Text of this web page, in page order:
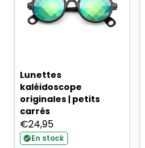
Lunettes
kaléidoscope
originales | petits
carrés
€24,95
En stock